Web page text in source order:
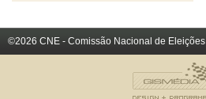
©2026 CNE - Comissão Nacional de Eleições